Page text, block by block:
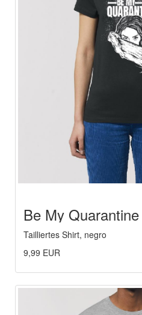
Be My
Heymach
Tailliertes Shirt, negro
9,99 EUR